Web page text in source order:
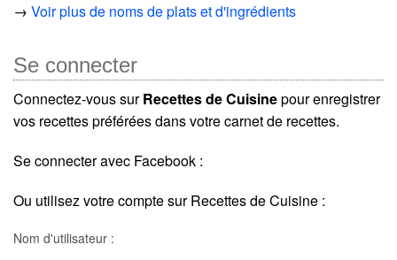
→ Voir plus de noms de plats et d'ingrédients
Se connecter
Connectez-vous surRecettes de Cuisinepour enregistrer
vos recettes préférées dans votre carnet de recettes.
Se connecter avec Facebook :
Ou utilisez votre compte sur Recettes de Cuisine :
Nom d'utilisateur :